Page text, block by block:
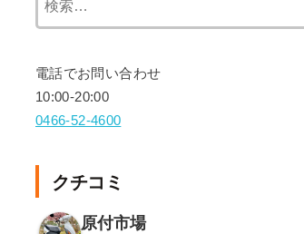
電話でお問い合わせ
10:00-20:00
0466-52-4600
クチコミ
原付市場